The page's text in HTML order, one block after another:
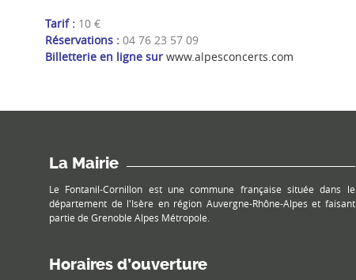
Tarif : 10 €
Réservations : 04 76 23 57 09
Billetterie en ligne sur www.alpesconcerts.com
La Mairie
Le Fontanil-Cornillon est une commune française située dans le
département de l'Isère en région Auvergne-Rhône-Alpes et faisant
partie de Grenoble Alpes Métropole.
Horaires d’ouverture